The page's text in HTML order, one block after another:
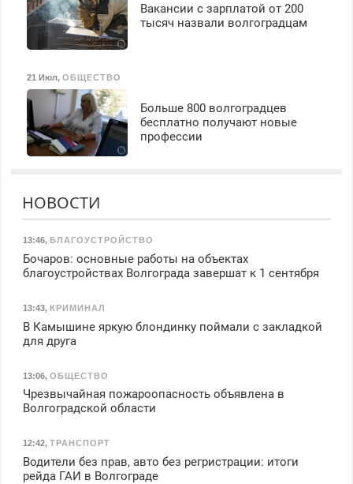
Вакансии с зарплатой от 200
тысяч назвали волгоградцам
21 Июл, ОБЩЕСТВО
Больше 800 волгоградцев
бесплатно получают новые
профессии
НОВОСТИ
13:46, БЛАГОУСТРОЙСТВО
Бочаров: основные работы на объектах
благоустройствах Волгограда завершат к 1 сентября
13:43, КРИМИНАЛ
В Камышине яркую блондинку поймали с закладкой
для друга
13:06, ОБЩЕСТВО
Чрезвычайная пожароопасность объявлена в
Волгоградской области
12:42, ТРАНСПОРТ
Водители без прав, авто без регристрации: итоги
рейда ГАИ в Волгограде